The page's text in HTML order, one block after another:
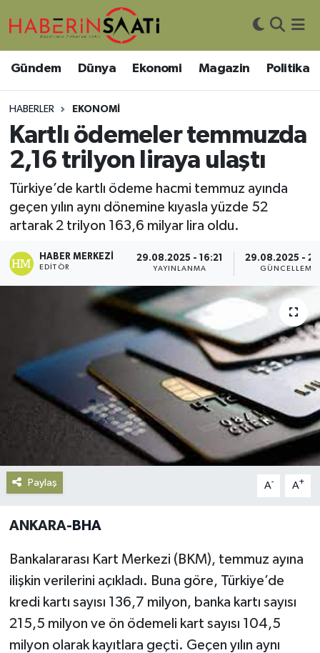
Gündem Dünya Ekonomi Magazin Politika
HABERLER EKONOMI
Kartlı ödemeler temmuzda
2,16 trilyon liraya ulaştı
Türkiye’de kartlı ödeme hacmi temmuz ayında
geçen yılın aynı dönemine kıyasla yüzde 52
artarak 2 trilyon 163,6 milyar lira oldu.
HABER MERKEZI
EDITÖR
29.08.2025 - 16:21
YAYINLANMA
29.08.2025 -
GÜNCELLEME
Paylaş A- A+
ANKARA- BHA
Bankalararası Kart Merkezi (BKM), temmuz ayına
ilişkin verilerini açıkladı. Buna göre, Türkiye’de
kredi kartı sayısı 136,7 milyon, banka kartı sayısı
215,5 milyon ve ön ödemeli kart sayısı 104,5
milyon olarak kayıtlara geçti. Geçen yılın aynı
Asayiş
Bilim ve Teknoloji
Çevre
DIŞ HABER
Dünya
Ekonomi
Gündem
Haberde İnsan
Kültür-Sanat
Podcast
Politika
Sağlık
Siyaset
Spor
Nöbetçi Eczaneler
Hava Durumu
Trafik Durumu
Süper Lig Puan Durumu ve Fikstür
Tüm Manşetler
Son Dakika Haberleri
Haber Arşivi